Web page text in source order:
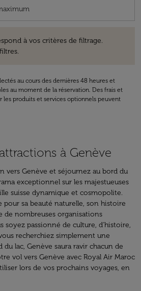
à vos critères de filtrage.
au cours des dernières 48 heures et
au moment de la réservation. Des frais et
les produits et services optionnels peuvent
à Genève
vers Genève et séjournez au bord du
exceptionnel sur les majestueuses
suisse dynamique et cosmopolite.
sa beauté naturelle, son histoire
de nombreuses organisations
soyez passionné de culture, d'histoire,
recherchiez simplement une
du lac, Genève saura ravir chacun de
vol vers Genève avec Royal Air Maroc
lors de vos prochains voyages, en